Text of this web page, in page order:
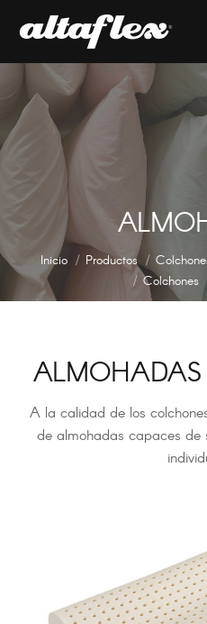
Inicio Productos
Colchones
A la calidad de los
de almohadas capaces de